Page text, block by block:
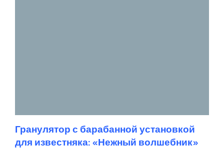
Гранулятор с барабанной установкой
для известняка: «Нежный волшебник»